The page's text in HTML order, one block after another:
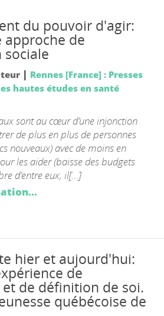
du pouvoir d'agir:
approche de
| Rennes [France] : Presses
hautes études en santé
sont au cœur d’une injonction
de plus en plus de personnes
nouveaux) avec de moins en
les aider (baisse des budgets
d’entre eux, il[...]
hier et aujourd'hui:
de
de définition de soi.
québécoise de